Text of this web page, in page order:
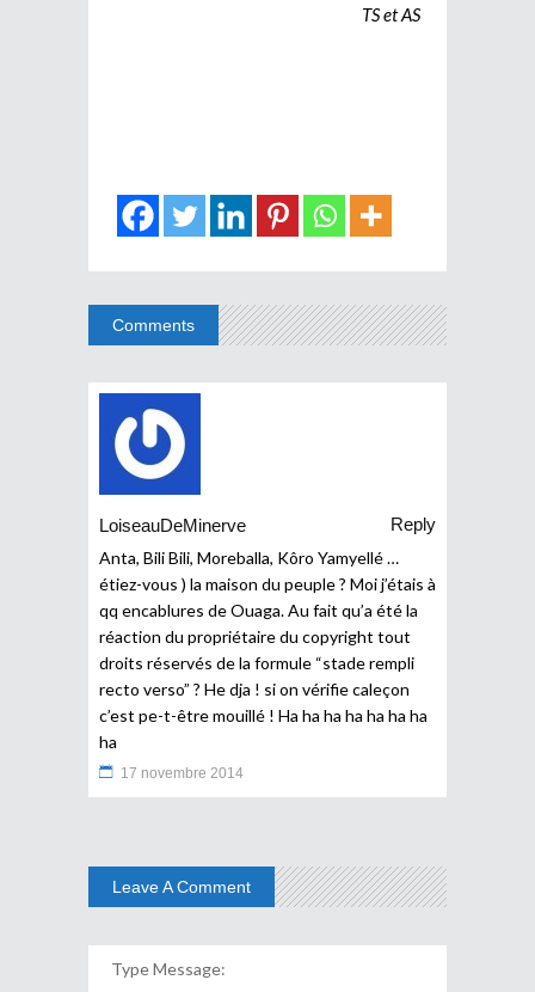
TS et AS
Comments
LoiseauDeMinerve
Reply
Anta, Bili Bili, Moreballa, Kôro Yamyellé …
étiez-vous ) la maison du peuple ? Moi j’étais à
qq encablures de Ouaga. Au fait qu’a été la
réaction du propriétaire du copyright tout
droits réservés de la formule “stade rempli
recto verso” ? He dja ! si on vérifie caleçon
c’est pe-t-être mouillé ! Ha ha ha ha ha ha ha
ha
17 novembre 2014
Leave A Comment